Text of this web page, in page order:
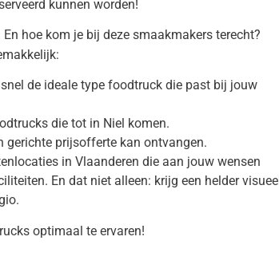
kunnen worden!
hoe kom je bij deze smaakmakers terecht?
de ideale type foodtruck die past bij jouw
die tot in Niel komen.
gerichte prijsofferte kan ontvangen.
in Vlaanderen die aan jouw wensen
En dat niet alleen: krijg een helder visueel
optimaal te ervaren!